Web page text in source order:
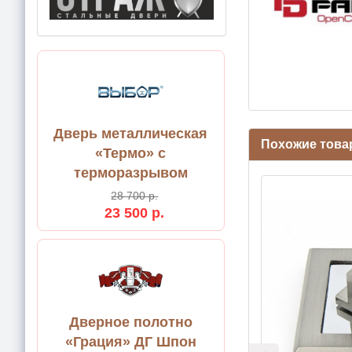
Дверь металлическая
«Термо» с
терморазрывом
28 700 р.
23 500 р.
Дверное полотно
«Грация» ДГ Шпон
Похожие